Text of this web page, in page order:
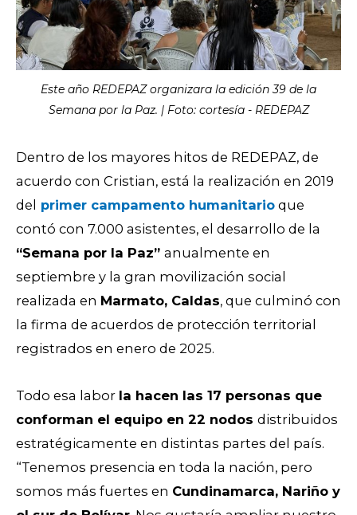
Este año REDEPAZ organizara la edición 39 de la
Semana por la Paz. | Foto: cortesía - REDEPAZ
Dentro de los mayores hitos de REDEPAZ, de
acuerdo con Cristian, está la realización en 2019
del primer campamento humanitario que
contó con 7.000 asistentes, el desarrollo de la
“Semana por la Paz” anualmente en
septiembre y la gran movilización social
realizada en Marmato, Caldas, que culminó con
la firma de acuerdos de protección territorial
registrados en enero de 2025.
Todo esa labor la hacen las 17 personas que
conforman el equipo en 22 nodos distribuidos
estratégicamente en distintas partes del país.
“Tenemos presencia en toda la nación, pero
somos más fuertes en Cundinamarca, Nariño y